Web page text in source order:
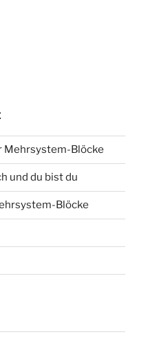
Mehrsystem-Blöcke
und du bist du
Blöcke